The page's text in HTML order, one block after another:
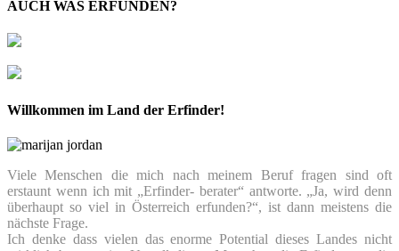
AUCH WAS ERFUNDEN?
Willkommen im Land der Erfinder!
Viele Menschen die mich nach meinem Beruf fragen sind oft
erstaunt wenn ich mit „Erfinder- berater“ antworte. „Ja, wird denn
überhaupt so viel in Österreich erfunden?“, ist dann meistens die
nächste Frage.
Ich denke dass vielen das enorme Potential dieses Landes nicht